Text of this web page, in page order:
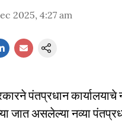
2025, 4:27 am
पंतप्रधान
जात असलेल्या नव्या